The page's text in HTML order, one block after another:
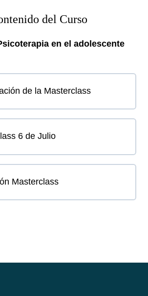
del Curso
en el adolescente
de la Masterclass
6 de Julio
Masterclass